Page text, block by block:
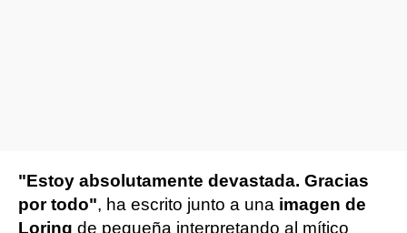
"Estoy absolutamente devastada. Gracias
por todo", ha escrito junto a una imagen de
Loring de pequeña interpretando al mítico